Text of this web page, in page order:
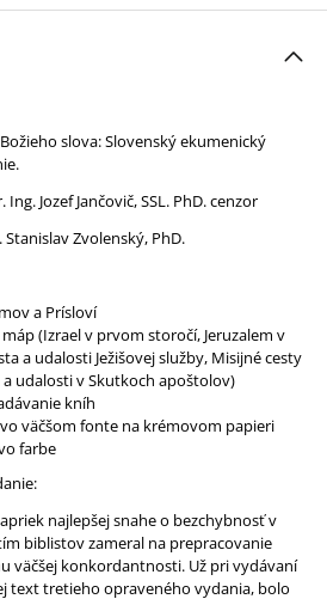
slova: Slovenský ekumenický
Jozef Jančovič, SSL. PhD. cenzor
Stanislav Zvolenský, PhD.
a Prísloví
(Izrael v prvom storočí, Jeruzalem v
a udalosti Ježišovej služby, Misijné cesty
udalosti v Skutkoch apoštolov)
kníh
väčšom fonte na krémovom papieri
farbe
najlepšej snahe o bezchybnosť v
biblistov zameral na prepracovanie
väčšej konkordantnosti. Už pri vydávaní
text tretieho opraveného vydania, bolo